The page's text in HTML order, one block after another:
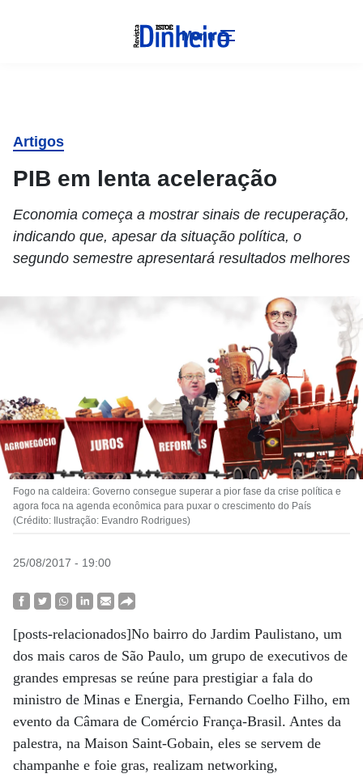
Menu
Artigos
PIB em lenta aceleração
Economia começa a mostrar sinais de recuperação,
indicando que, apesar da situação política, o
segundo semestre apresentará resultados melhores
Fogo na caldeira: Governo consegue superar a pior fase da crise política e
agora foca na agenda econômica para puxar o crescimento do País
(Crédito: Ilustração: Evandro Rodrigues)
25/08/2017 - 19:00
[posts-relacionados]No bairro do Jardim Paulistano, um
dos mais caros de São Paulo, um grupo de executivos de
grandes empresas se reúne para prestigiar a fala do
ministro de Minas e Energia, Fernando Coelho Filho, em
evento da Câmara de Comércio França-Brasil. Antes da
palestra, na Maison Saint-Gobain, eles se servem de
champanhe e foie gras, realizam networking,